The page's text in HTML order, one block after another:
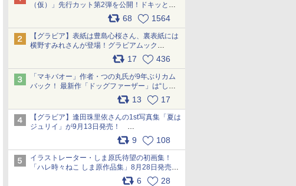
（仮）」先行カット第2弾を公開！ドキッとす
るランジェリーカットなど新たな挑戦
68 1564
【グラビア】表紙は豊島心桜さん、裏表紙には
横野すみれさんが登場！グラビアムック
「PARADE」2026夏号が本日発売
17 436
「マキバオー」作者・つの丸氏が9年ぶりカム
バック！ 最新作「ドッグファーザー」は“しゃ
べらない動物”とのリアルな暮らしを描く 「も
うこれ以上の幸せはない」……一緒に暮らす愛
犬たちへ… pic.x.com/hEr88DgVyD
13 17
【グラビア】逢田珠里依さんの1st写真集「夏は
ジュリイ」が9月13日発売！
9 108
イラストレーター・しま原氏待望の初画集！
「ハレ時々ねこ しま原作品集」8月28日発売
6 28